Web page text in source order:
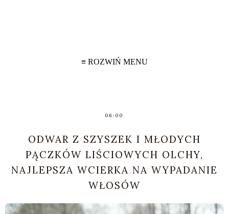
≡ ROZWIŃ MENU
06:00
ODWAR Z SZYSZEK I MŁODYCH
PĄCZKÓW LIŚCIOWYCH OLCHY,
NAJLEPSZA WCIERKA NA WYPADANIE
WŁOSÓW